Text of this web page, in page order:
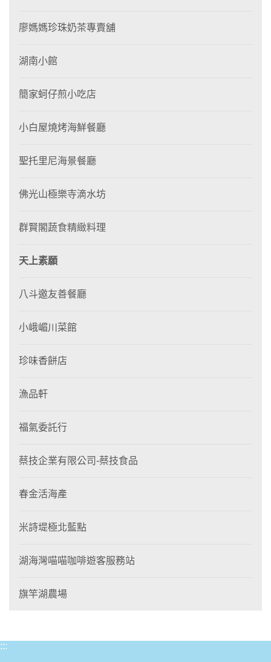
廖媽媽珍珠奶茶專賣舖
湖南小館
簡家蚵仔煎小吃店
小白屋燒烤海鮮餐廳
聖托里尼海景餐廳
佛光山極樂寺滴水坊
群賢閣蔬食精緻料理
天上素願
八斗邀友善餐廳
小峨嵋川菜館
珍味香餅店
漁品軒
福氣委託行
蔡技企業有限公司-蔡技食品
春金活海產
米詩堤極北藍點
湖海灣喵喵咖啡遊客服務站
旗竿湖農場
:::